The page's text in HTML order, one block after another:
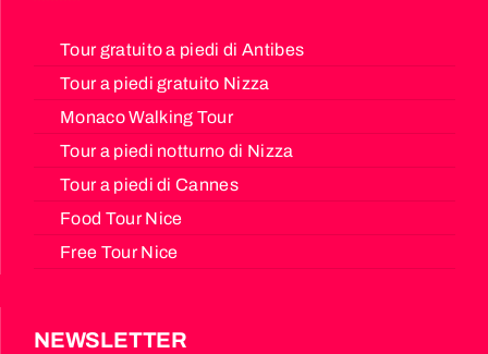
Tour gratuito a piedi di Antibes
Tour a piedi gratuito Nizza
Monaco Walking Tour
Tour a piedi notturno di Nizza
Tour a piedi di Cannes
Food Tour Nice
Free Tour Nice
NEWSLETTER